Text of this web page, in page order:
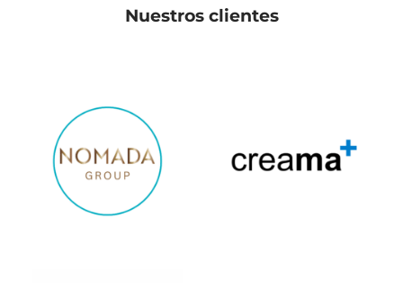
Nuestros clientes